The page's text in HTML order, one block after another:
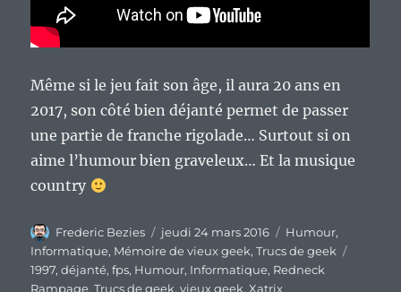
Même si le jeu fait son âge, il aura 20 ans en
2017, son côté bien déjanté permet de passer
une partie de franche rigolade… Surtout si on
aime l’humour bien graveleux… Et la musique
country
Auteur
Frederic Bezies
Publié
le
jeudi 24 mars 2016 Catégories
Humour,
Informatique, Mémoire de vieux geek,Trucs de geek
1997,déjanté,fps, Humour, Informatique, Redneck
Rampage,Trucs de geek,vieux geek,Xatrix